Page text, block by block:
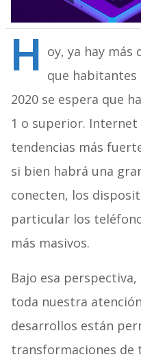
H oy, ya hay más
que habitantes
2020 se espera que
1 o superior. Internet
tendencias más
si bien habrá una
conecten, los
particular los
más masivos.
Bajo esa
toda nuestra
desarrollos están
transformaciones de